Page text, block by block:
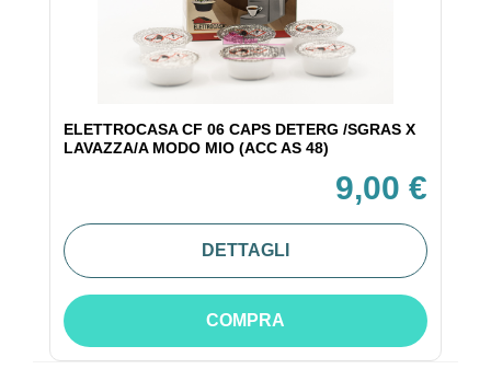
ELETTROCASA CF 06 CAPS DETERG /SGRAS X
LAVAZZA/A MODO MIO (ACC AS 48)
9,00 €
DETTAGLI
COMPRA